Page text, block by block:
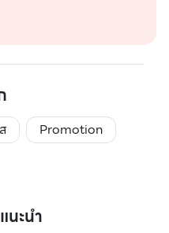
Promotion
นะนำ